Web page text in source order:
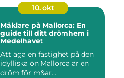
10. okt
Mäklare på Mallorca: En
guide till ditt drömhem i
Medelhavet
Att äga en fastighet på den
idylliska ön Mallorca är en
dröm för m&ar...